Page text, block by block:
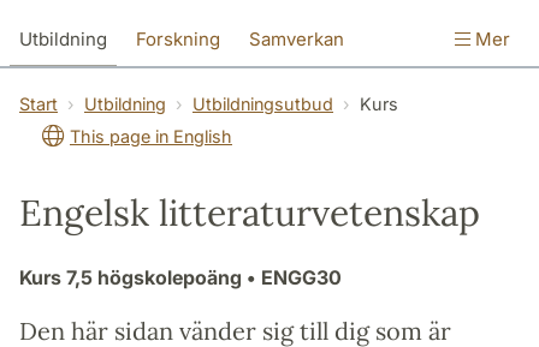
Utbildning Forskning Samverkan Mer
Start Utbildning Utbildningsutbud
Kurs
This page in English
Engelsk litteraturvetenskap
Kurs 7,5 högskolepoäng • ENGG30
Den här sidan vänder sig till dig som är